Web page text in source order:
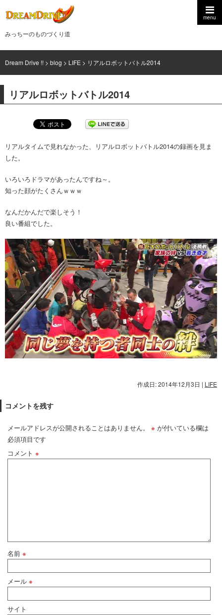
menu
みっちーのものづくり道
Dream Drive !! > blog > LIFE > リアルロボットバトル2014
リアルロボットバトル2014
リアルタイムで見れなかった、リアルロボットバトル2014の録画を見ま
した。
いろいろドラマがあったんですね～。
知った顔がたくさんｗｗｗ
なんだかんだで楽しそう！
良い番組でした。
作成日: 2014年12月3日 | LIFE
コメントを残す
メールアドレスが公開されることはありません。 ※ が付いている欄は
必須項目です
コメント ※
名前 ※
メール ※
サイト